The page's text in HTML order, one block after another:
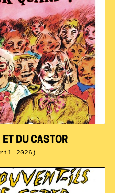
ET DU CASTOR
2026)